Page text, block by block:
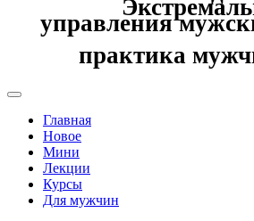
управления
практика
Главная
Новое
Мини
Лекции
Курсы
Для мужчин